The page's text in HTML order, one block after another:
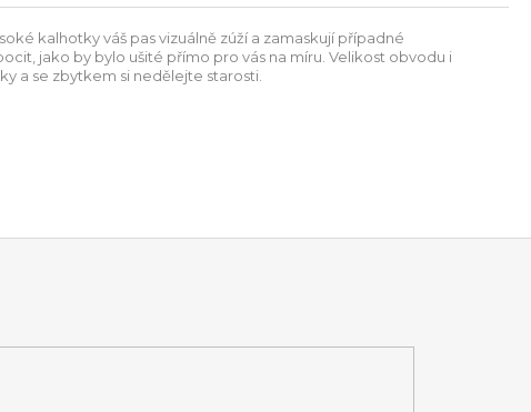
kalhotky váš pas vizuálně zúží a zamaskují případné
jako by bylo ušité přímo pro vás na míru. Velikost obvodu i
a se zbytkem si nedělejte starosti.